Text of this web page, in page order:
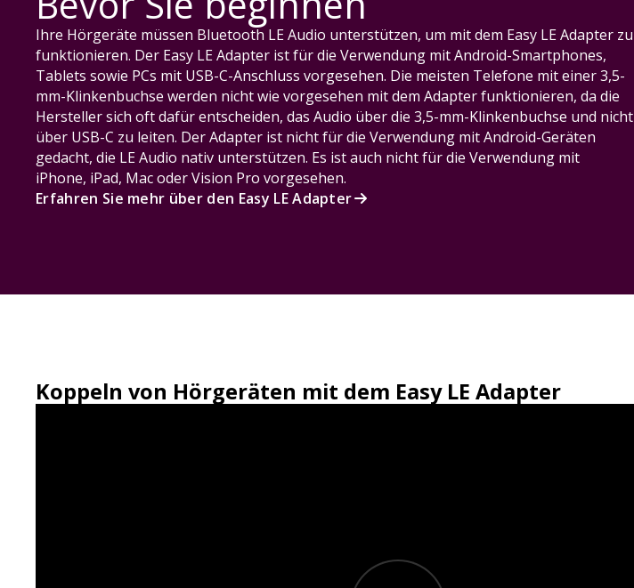
Ihre Hörgeräte müssen Bluetooth LE Audio unterstützen, um mit dem Easy LE Adapter zu
funktionieren. Der Easy LE Adapter ist für die Verwendung mit Android-Smartphones,
Tablets sowie PCs mit USB-C-Anschluss vorgesehen. Die meisten Telefone mit einer 3,5-
mm-Klinkenbuchse werden nicht wie vorgesehen mit dem Adapter funktionieren, da die
Hersteller sich oft dafür entscheiden, das Audio über die 3,5-mm-Klinkenbuchse und nicht
über USB-C zu leiten. Der Adapter ist nicht für die Verwendung mit Android-Geräten
gedacht, die LE Audio nativ unterstützen. Es ist auch nicht für die Verwendung mit
iPhone, iPad, Mac oder Vision Pro vorgesehen.
Erfahren Sie mehr über den Easy LE Adapter
Koppeln von Hörgeräten mit dem Easy LE Adapter